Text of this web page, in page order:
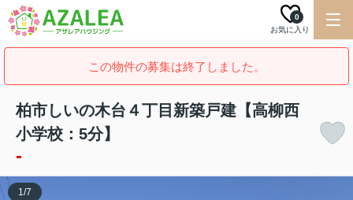
お気に入り
0
この物件の募集は終了しました。
柏市しいの木台４丁目新築戸建【高柳西
小学校：5分】
-
1/7